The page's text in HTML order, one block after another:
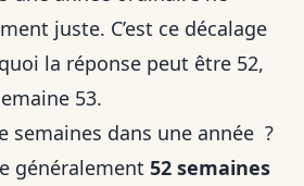
juste. C’est ce décalage
la réponse peut être 52,
53.
semaines dans une année ?
généralement 52 semaines